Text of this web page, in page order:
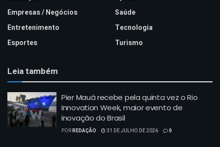
Empresas / Negócios
Entretenimento
Esportes
Saúde
Tecnologia
Turismo
Leia também
Pier Mauá recebe pela quinta vez o Rio
Innovation Week, maior evento de
inovação do Brasil
PORREDAÇÃO 31 DE JULHO DE 2026 0